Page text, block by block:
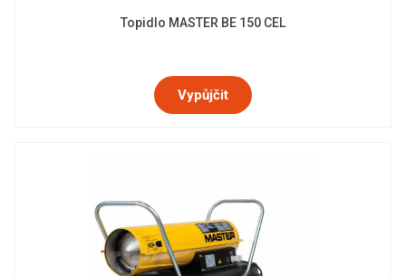
Topidlo MASTER BE 150 CEL
Vypůjčit